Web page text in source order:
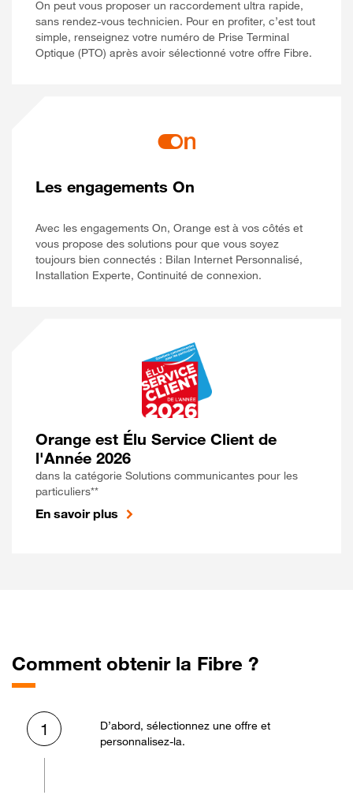
On peut vous proposer un raccordement ultra rapide,
sans rendez-vous technicien. Pour en profiter, c’est tout
simple, renseignez votre numéro de Prise Terminal
Optique (PTO) après avoir sélectionné votre offre Fibre.
Les engagements On
Avec les engagements On, Orange est à vos côtés et
vous propose des solutions pour que vous soyez
toujours bien connectés : Bilan Internet Personnalisé,
Installation Experte, Continuité de connexion.
Orange est Élu Service Client de
l'Année 2026
dans la catégorie Solutions communicantes pour les
particuliers**
En savoir plus
Comment obtenir la Fibre ?
1
D’abord, sélectionnez une offre et
personnalisez-la.